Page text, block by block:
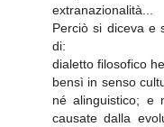
extranazionalità...
Perciò si diceva e
di:
dialetto filosofico
bensì in senso
né alinguistico; e
causate dalla